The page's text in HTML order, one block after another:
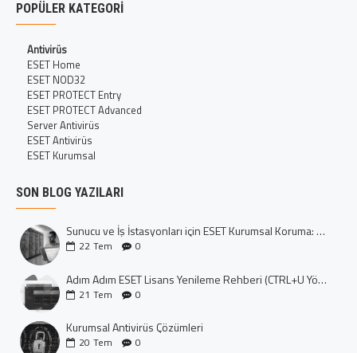
POPÜLER KATEGORI
Antivirüs
ESET Home
ESET NOD32
ESET PROTECT Entry
ESET PROTECT Advanced
Server Antivirüs
ESET Antivirüs
ESET Kurumsal
SON BLOG YAZILARI
Sunucu ve İş İstasyonları için ESET Kurumsal Koruma: Dijital Kalenizi İnşa Edin
22 Tem 0
Adım Adım ESET Lisans Yenileme Rehberi (CTRL+U Yöntemi)
21 Tem 0
Kurumsal Antivirüs Çözümleri
20 Tem 0